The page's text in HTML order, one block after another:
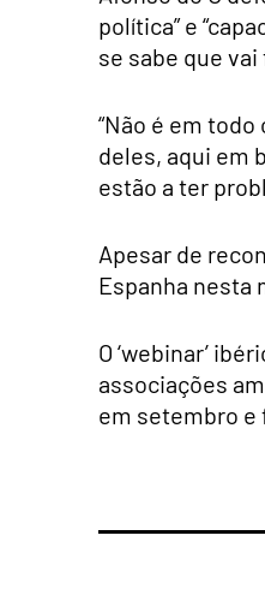
política” e
se sabe que
“Não é em
deles, aqui em
estão a ter
Apesar de
Espanha nesta
O ‘webinar’
associações
em setembro